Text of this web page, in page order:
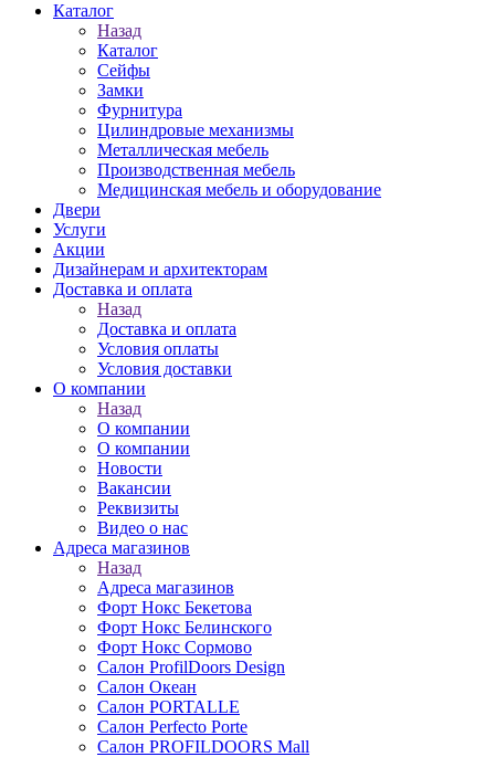
Каталог
Назад
Каталог
Сейфы
Замки
Фурнитура
Цилиндровые механизмы
Металлическая мебель
Производственная мебель
Медицинская мебель и оборудование
Двери
Услуги
Акции
Дизайнерам и архитекторам
Доставка и оплата
Назад
Доставка и оплата
Условия оплаты
Условия доставки
О компании
Назад
О компании
О компании
Новости
Вакансии
Реквизиты
Видео о нас
Адреса магазинов
Назад
Адреса магазинов
Форт Нокс Бекетова
Форт Нокс Белинского
Форт Нокс Сормово
Салон ProfilDoors Design
Салон Океан
Салон PORTALLE
Салон Perfecto Portе
Салон PROFILDOORS Mall